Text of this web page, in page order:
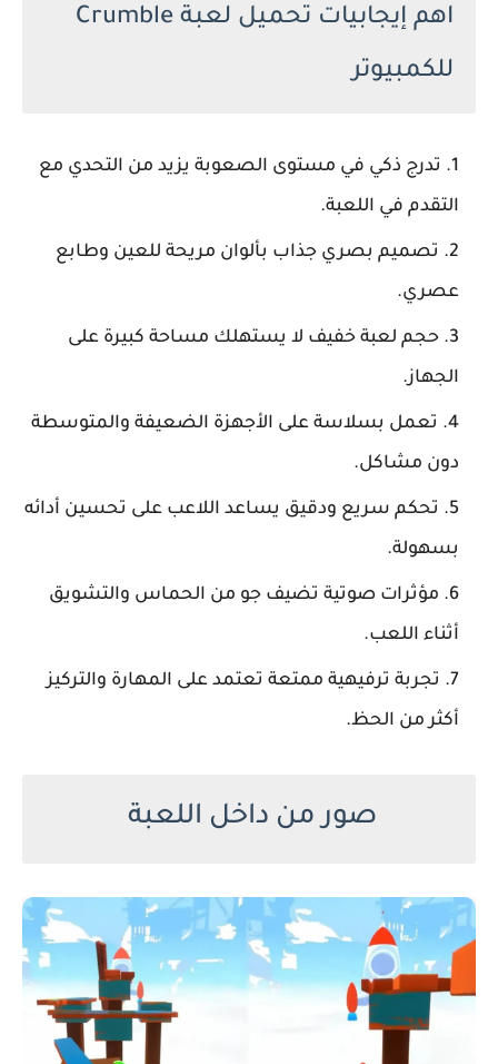
اهم إيجابيات تحميل لعبة Crumble
للكمبيوتر
تدرج ذكي في مستوى الصعوبة يزيد من التحدي مع
التقدم في اللعبة.
تصميم بصري جذاب بألوان مريحة للعين وطابع
عصري.
حجم لعبة خفيف لا يستهلك مساحة كبيرة على
الجهاز.
تعمل بسلاسة على الأجهزة الضعيفة والمتوسطة
دون مشاكل.
تحكم سريع ودقيق يساعد اللاعب على تحسين أدائه
بسهولة.
مؤثرات صوتية تضيف جو من الحماس والتشويق
أثناء اللعب.
تجربة ترفيهية ممتعة تعتمد على المهارة والتركيز
أكثر من الحظ.
صور من داخل اللعبة